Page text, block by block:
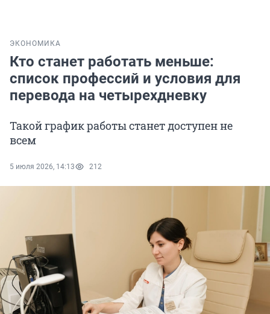
ЭКОНОМИКА
Кто станет работать меньше:
список профессий и условия для
перевода на четырехдневку
Такой график работы станет доступен не
всем
5 июля 2026, 14:13 212